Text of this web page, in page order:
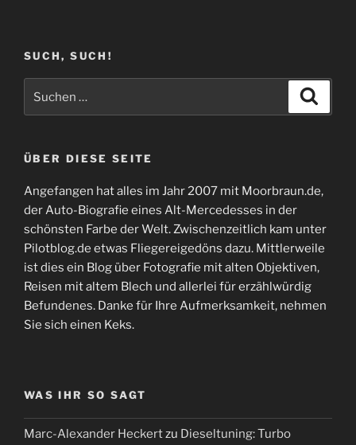
SUCH, SUCH!
ÜBER DIESE SEITE
Angefangen hat alles im Jahr 2007 mit Moorbraun.de,
der Auto-Biografie eines Alt-Mercedesses in der
schönsten Farbe der Welt. Zwischenzeitlich kam unter
Pilotblog.de etwas Fliegereigedöns dazu. Mittlerweile
ist dies ein Blog über Fotografie mit alten Objektiven,
Reisen mit altem Blech und allerlei für erzählwürdig
Befundenes. Danke für Ihre Aufmerksamkeit, nehmen
Sie sich einen Keks.
WAS IHR SO SAGT
Marc-Alexander Heckertzu Dieseltuning: Turbo